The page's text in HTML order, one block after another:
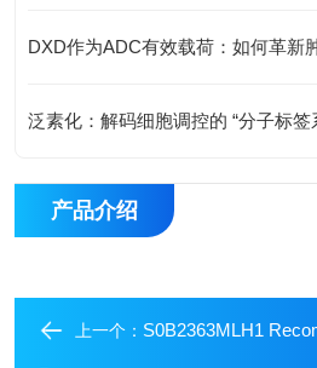
产品介绍
上一个： S0B2363MLH1